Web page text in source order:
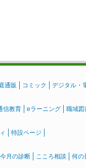
通販 コミック デジタル・
信教育 eラーニング 職域図
特設ページ
月の診断 こころ相談 何の